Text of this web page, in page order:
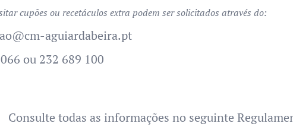
cupões ou recetáculos extra podem ser solicitados através do:
aguiardabeira.pt
ou 232 689 100
Consulte todas as informações no seguinte